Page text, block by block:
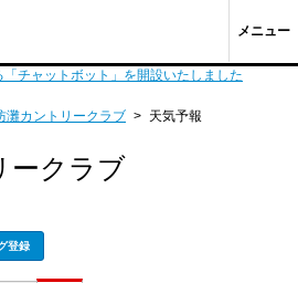
メニュー
チャットボット」を開設いたしました
灘カントリークラブ > 天気予報
ークラブ
登録